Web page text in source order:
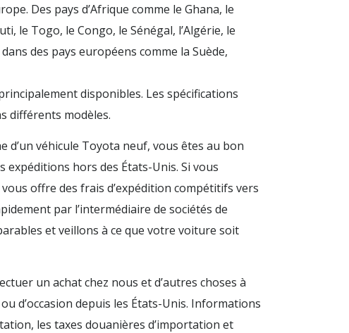
Des pays d’Afrique comme le Ghana, le
le Togo, le Congo, le Sénégal, l’Algérie, le
des pays européens comme la Suède,
disponibles. Les spécifications
différents modèles.
d’un véhicule Toyota neuf, vous êtes au bon
hors des États-Unis. Si vous
vous offre des frais d’expédition compétitifs vers
par l’intermédiaire de sociétés de
et veillons à ce que votre voiture soit
un achat chez nous et d’autres choses à
d’occasion depuis les États-Unis. Informations
les taxes douanières d’importation et